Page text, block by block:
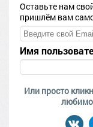
Оставьте нам
пришлём вам
Имя
Или просто